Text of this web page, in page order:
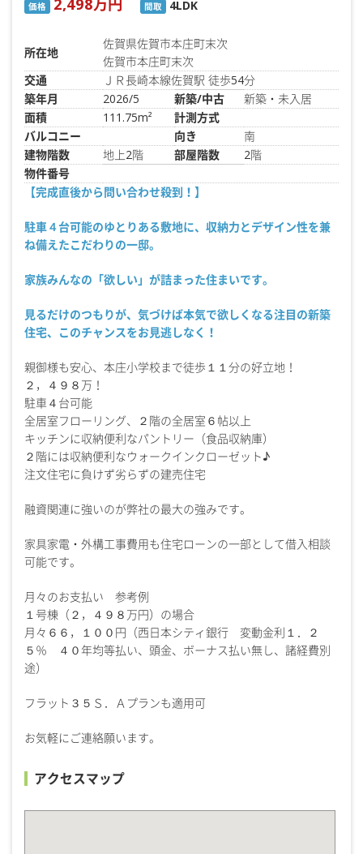
価格 間取 4LDK
所在地
佐賀県佐賀市本庄町末次
佐賀市本庄町末次
交通
ＪＲ長崎本線佐賀駅 徒歩54分
築年月
2026/5 新築/中古
新築・未入居
面積
111.75m²
計測方式
バルコニー
向き
南
建物階数
地上2階 部屋階数
2階
物件番号
【完成直後から問い合わせ殺到！】
駐車４台可能のゆとりある敷地に、収納力とデザイン性を兼
ね備えたこだわりの一邸。
家族みんなの「欲しい」が詰まった住まいです。
見るだけのつもりが、気づけば本気で欲しくなる注目の新築
住宅、このチャンスをお見逃しなく！
親御様も安心、本庄小学校まで徒歩１１分の好立地！
２，４９８万！
駐車４台可能
全居室フローリング、２階の全居室６帖以上
キッチンに収納便利なパントリー（食品収納庫）
２階には収納便利なウォークインクローゼット♪
注文住宅に負けず劣らずの建売住宅
融資関連に強いのが弊社の最大の強みです。
家具家電・外構工事費用も住宅ローンの一部として借入相談
可能です。
月々のお支払い 参考例
１号棟（２，４９８万円）の場合
月々６６，１００円（西日本シティ銀行 変動金利１．２
５％ ４０年均等払い、頭金、ボーナス払い無し、諸経費別
途）
フラット３５Ｓ．Ａプランも適用可
お気軽にご連絡願います。
アクセスマップ